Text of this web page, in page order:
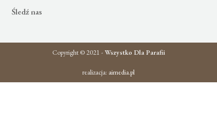
Śledź nas
Copyright © 2021 -Wszystko Dla Parafii
realizacja: aimedia.pl